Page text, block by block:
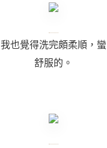
我也覺得洗完頗柔順，蠻
舒服的。